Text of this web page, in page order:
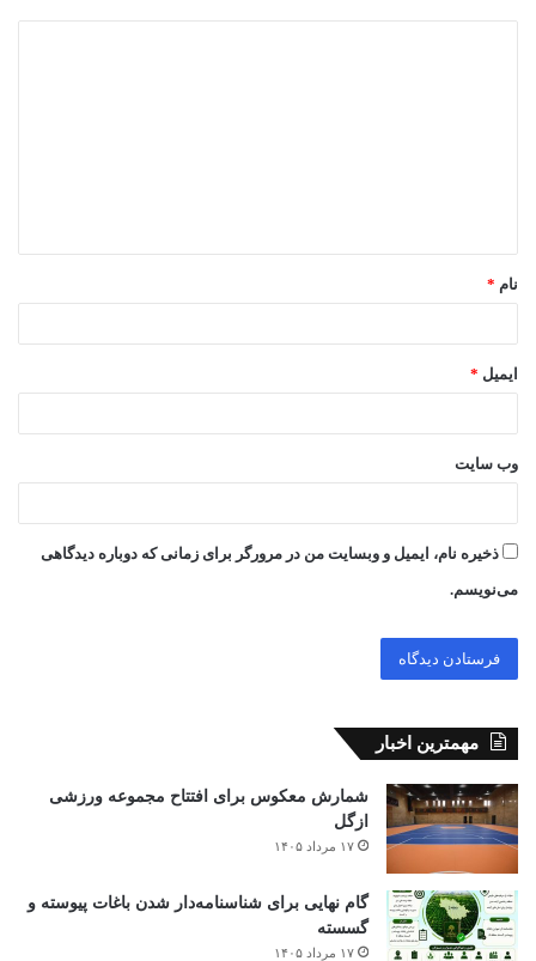
*
نام *
ایمیل *
وب‌ سایت
ذخیره نام، ایمیل و وبسایت من در مرورگر برای زمانی که دوباره دیدگاهی
می‌نویسم.
مهمترین اخبار
شمارش معکوس برای افتتاح مجموعه ورزشی
ازگل
۱۷ مرداد ۱۴۰۵
گام نهایی برای شناسنامه‌دار شدن باغات پیوسته و
گسسته
۱۷ مرداد ۱۴۰۵